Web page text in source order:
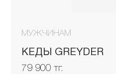
МУЖЧИНАМ
КЕДЫ GREYDER
79 900 тг.